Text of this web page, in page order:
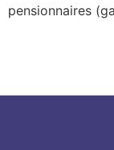
pensionnaires